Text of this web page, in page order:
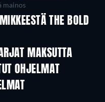
mainos
THE BOLD
MAKSUTTA
TV
OHJELMAT
TV
Kausi 2